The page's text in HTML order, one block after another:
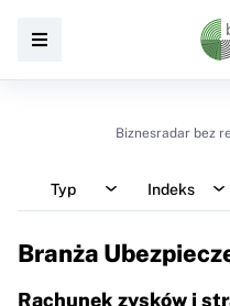
Biznesradar bez
Typ Indeks
Branża
Rachunek zysków i